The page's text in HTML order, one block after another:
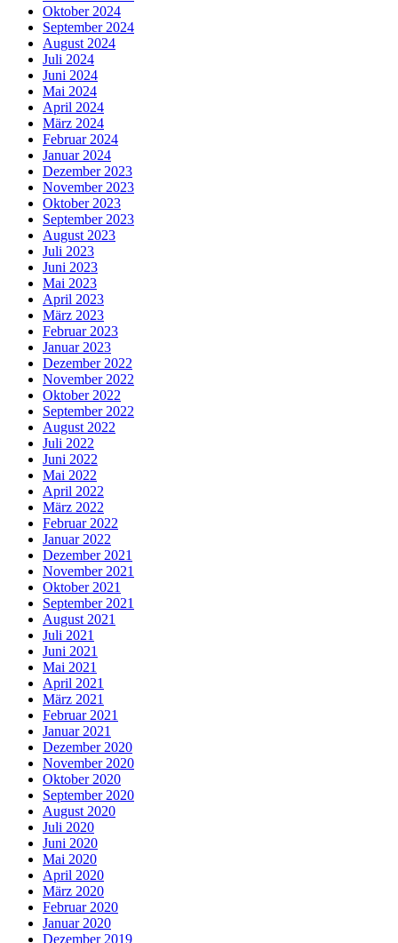
Oktober 2024
September 2024
August 2024
Juli 2024
Juni 2024
Mai 2024
April 2024
März 2024
Februar 2024
Januar 2024
Dezember 2023
November 2023
Oktober 2023
September 2023
August 2023
Juli 2023
Juni 2023
Mai 2023
April 2023
März 2023
Februar 2023
Januar 2023
Dezember 2022
November 2022
Oktober 2022
September 2022
August 2022
Juli 2022
Juni 2022
Mai 2022
April 2022
März 2022
Februar 2022
Januar 2022
Dezember 2021
November 2021
Oktober 2021
September 2021
August 2021
Juli 2021
Juni 2021
Mai 2021
April 2021
März 2021
Februar 2021
Januar 2021
Dezember 2020
November 2020
Oktober 2020
September 2020
August 2020
Juli 2020
Juni 2020
Mai 2020
April 2020
März 2020
Februar 2020
Januar 2020
Dezember 2019